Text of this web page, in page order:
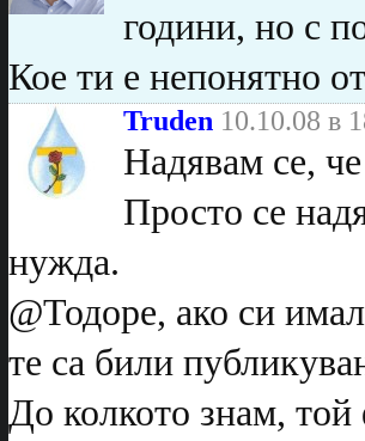
години, но с
Кое ти е непонятно
Truden 10.10.08 в
Надявам се,
Просто се
нужда.
@Тодоре, ако си
те са били
До колкото знам,